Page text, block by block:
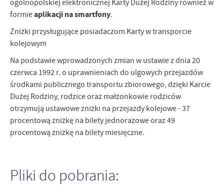
ogólnopolskiej elektronicznej Karty Dużej Rodziny również w
formieaplikacji na smartfony.
Zniżki przysługujące posiadaczom Karty w transporcie
kolejowym
Na podstawie wprowadzonych zmian w ustawie z dnia 20
czerwca 1992 r. o uprawnieniach do ulgowych przejazdów
środkami publicznego transportu zbiorowego, dzięki Karcie
Dużej Rodziny, rodzice oraz małżonkowie rodziców
otrzymują ustawowe zniżki na przejazdy kolejowe - 37
procentową zniżkę na bilety jednorazowe oraz 49
procentową zniżkę na bilety miesięczne.
Pliki do pobrania: